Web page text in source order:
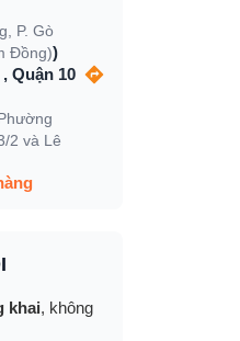
P. Gò
Đồng))
Quận 10
2 và Lê
khai, không